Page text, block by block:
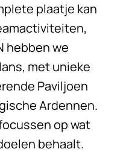
plaatje kan
hebben we
met unieke
Paviljoen
Ardennen.
op wat
behaalt.